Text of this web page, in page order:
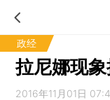
政经
拉尼娜现
2016年11月01日